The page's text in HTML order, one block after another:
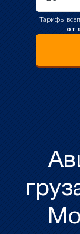
Тарифы
от